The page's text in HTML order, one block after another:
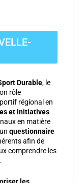
Durable, le
rôle
régional en
et initiatives
en matière
unquestionnaire
afin de
comprendre les